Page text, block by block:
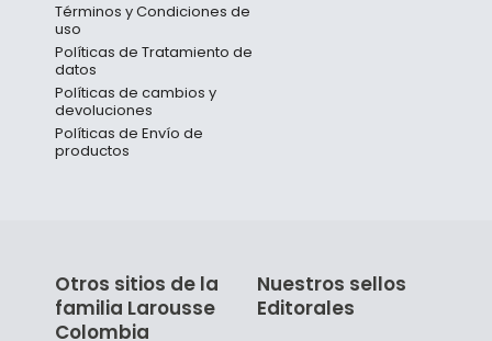
Términos y Condiciones de
uso
Políticas de Tratamiento de
datos
Políticas de cambios y
devoluciones
Políticas de Envío de
productos
Otros sitios de la
familia Larousse
Colombia
Nuestros sellos
Editorales